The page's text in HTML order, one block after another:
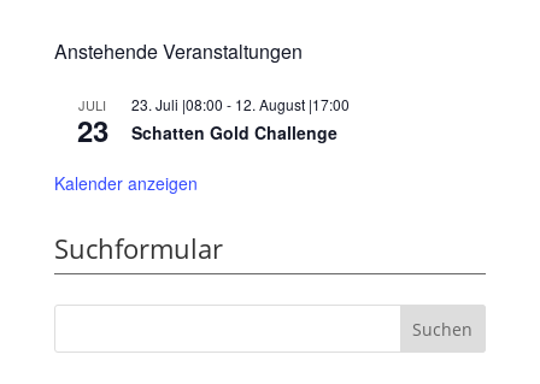
Anstehende Veranstaltungen
JULI
23
23. Juli |08:00 - 12. August |17:00
Schatten Gold Challenge
Kalender anzeigen
Suchformular